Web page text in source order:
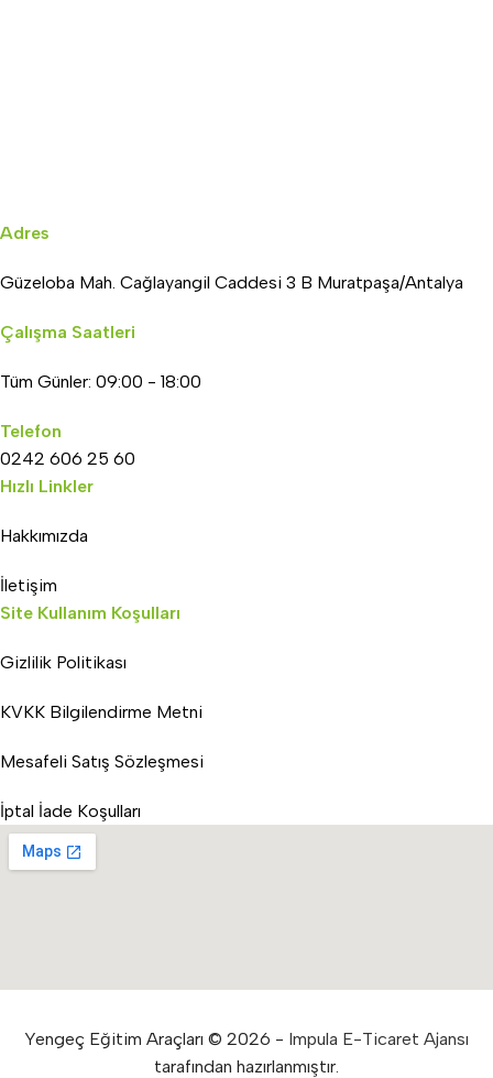
Adres
Güzeloba Mah. Cağlayangil Caddesi 3 B Muratpaşa/Antalya
Çalışma Saatleri
Tüm Günler: 09:00 - 18:00
Telefon
0242 606 25 60
Hızlı Linkler
Hakkımızda
İletişim
Site Kullanım Koşulları
Gizlilik Politikası
KVKK Bilgilendirme Metni
Mesafeli Satış Sözleşmesi
İptal İade Koşulları
Yengeç Eğitim Araçları © 2026 - Impula E-Ticaret Ajansı
tarafından hazırlanmıştır.